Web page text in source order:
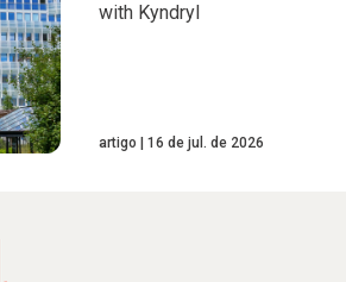
with Kyndryl
artigo 16 de jul. de 2026